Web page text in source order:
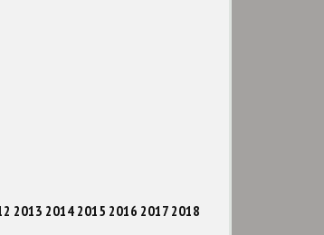
2013 2014 2015 2016 2017 2018